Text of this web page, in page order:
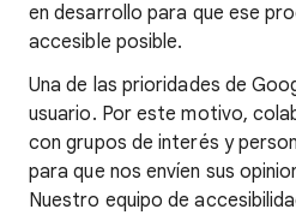
en desarrollo para que ese
accesible posible.
Una de las prioridades de
usuario. Por este motivo,
con grupos de interés y
para que nos envíen sus
Nuestro equipo de